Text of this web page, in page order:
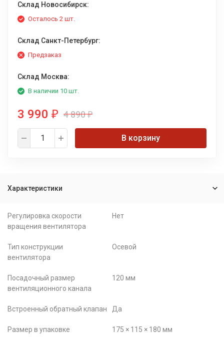
Склад Новосибирск:
Осталось 2 шт.
Склад Санкт-Петербург:
Предзаказ
Склад Москва:
В наличии 10 шт.
3 990 ₽ 4 890₽
В корзину
Характеристики
Регулировка скорости
вращения вентилятора
Нет
Тип конструкции
вентилятора
Осевой
Посадочный размер
вентиляционного канала
120 мм
Встроенный обратный клапан Да
Размер в упаковке 175 × 115 × 180 мм